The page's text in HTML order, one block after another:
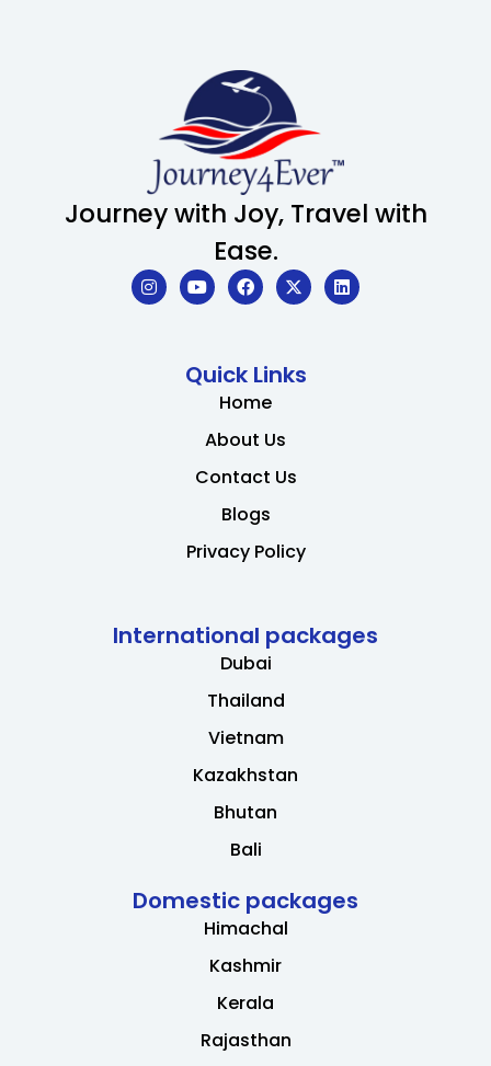
Journey with Joy, Travel with
Ease.
Quick Links
Home
About Us
Contact Us
Blogs
Privacy Policy
International packages
Dubai
Thailand
Vietnam
Kazakhstan
Bhutan
Bali
Domestic packages
Himachal
Kashmir
Kerala
Rajasthan